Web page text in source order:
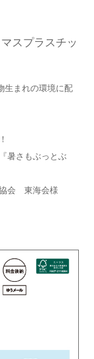
スプラスチッ
生まれの環境に配
暑さもぶっとぶ
協会 東海会様